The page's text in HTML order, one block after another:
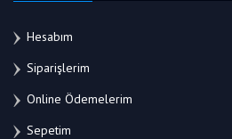
Hesabım
Siparişlerim
Online Ödemelerim
Sepetim